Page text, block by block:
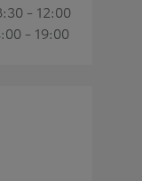
- 12:00
- 19:00